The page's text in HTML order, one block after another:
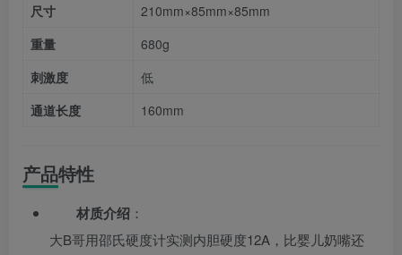
尺寸
210mm×85mm×85mm
重量
680g
刺激度
低
通道长度
160mm
产品特性
材质介绍 ：
大B哥用邵氏硬度计实测内胆硬度12A，比婴儿奶嘴还